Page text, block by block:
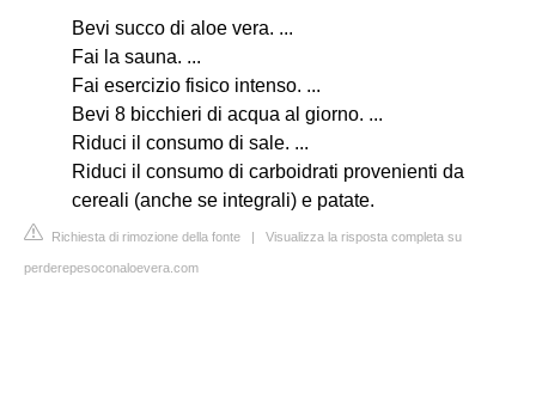
Bevi succo di aloe vera. ...
Fai la sauna. ...
Fai esercizio fisico intenso. ...
Bevi 8 bicchieri di acqua al giorno. ...
Riduci il consumo di sale. ...
Riduci il consumo di carboidrati provenienti da
cereali (anche se integrali) e patate.
Richiesta di rimozione della fonte | Visualizza la risposta completa su
perderepesoconaloevera.com